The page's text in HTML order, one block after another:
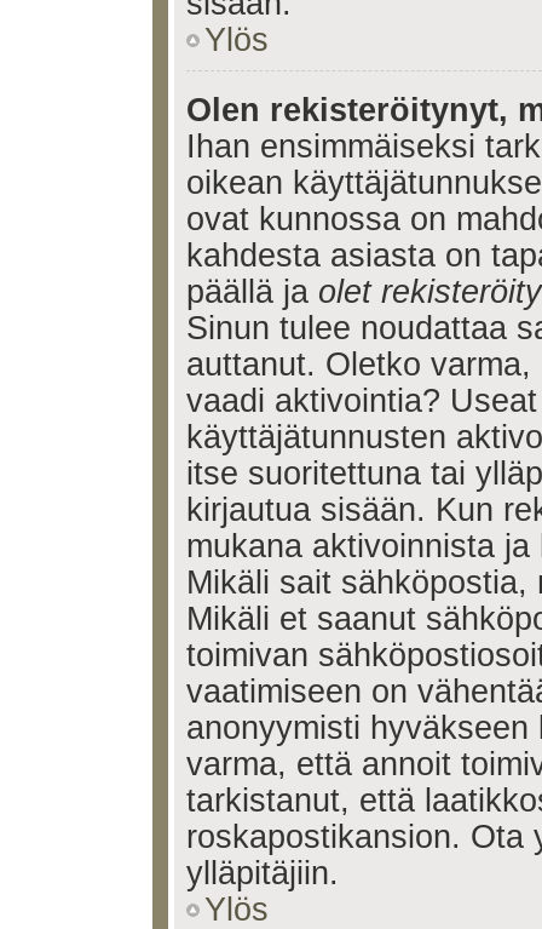
Ylös
Olen rekisteröitynyt,
Ihan ensimmäiseksi
oikean
ovat kunnossa on
kahdesta asiasta on
päällä ja olet
Sinun tulee noudattaa
auttanut. Oletko
vaadi aktivointia?
käyttäjätunnusten
itse suoritettuna tai
kirjautua sisään. Kun
mukana aktivoinnista
Mikäli sait
Mikäli et saanut
toimivan
vaatimiseen on
anonyymisti
varma, että annoit
tarkistanut, että
roskapostikansion. Ota
ylläpitäjiin.
Ylös